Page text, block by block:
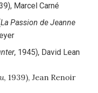
Marcel Carné
La Passion de Jeanne
, 1945), David Lean
, 1939), Jean Renoir